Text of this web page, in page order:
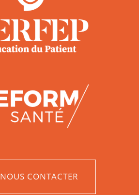
NOUS CONTACTER